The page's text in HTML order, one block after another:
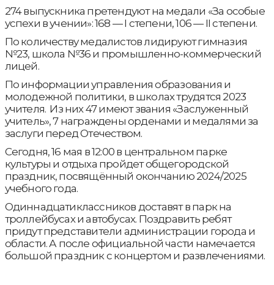
274 выпускника претендуют на медали «За особые
успехи в учении»: 168 — I степени, 106 — II степени.
По количеству медалистов лидируют гимназия
№23, школа №36 и промышленно-коммерческий
лицей.
По информации управления образования и
молодежной политики, в школах трудятся 2023
учителя. Из них 47 имеют звания «Заслуженный
учитель», 7 награждены орденами и медалями за
заслуги перед Отечеством.
Сегодня, 16 мая в 12:00 в центральном парке
культуры и отдыха пройдет общегородской
праздник, посвящённый окончанию 2024/2025
учебного года.
Одиннадцатиклассников доставят в парк на
троллейбусах и автобусах. Поздравить ребят
придут представители администрации города и
области. А после официальной части намечается
большой праздник с концертом и развлечениями.